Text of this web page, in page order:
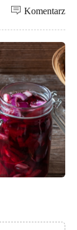
Komentarz